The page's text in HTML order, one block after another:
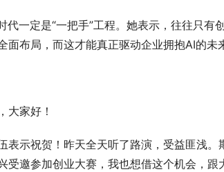
代一定是“一把手”工程。她表示，往往只有
面布局，而这才能真正驱动企业拥抱AI的未
大家好！
表示祝贺！昨天全天听了路演，受益匪浅
受邀参加创业大赛，我也想借这个机会，